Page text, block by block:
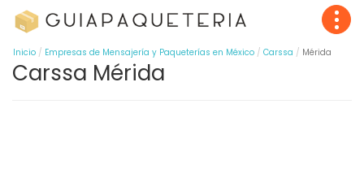
Inicio Empresas de Mensajería y Paqueterías en México Carssa Mérida
Carssa Mérida